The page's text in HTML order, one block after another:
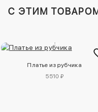
C ЭТИМ
Платье из рубчика
5510 ₽